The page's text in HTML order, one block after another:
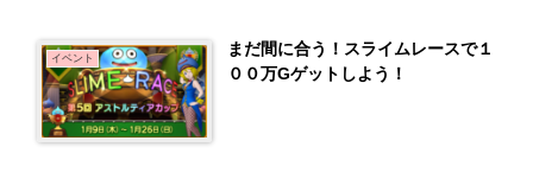
イベント
まだ間に合う！スライムレースで１
００万Gゲットしよう！